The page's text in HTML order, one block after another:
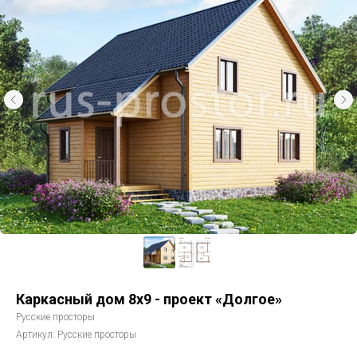
Каркасный дом 8х9 - проект «Долгое»
Русские просторы
Артикул: Русские просторы